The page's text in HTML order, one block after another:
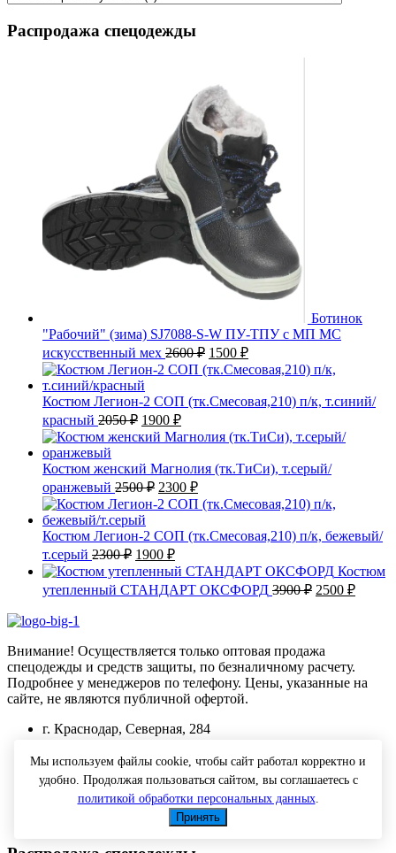
Распродажа спецодежды
Ботинок
"Рабочий" (зима) SJ7088-S-W ПУ-ТПУ с МП МС
искусственный мех 2600₽ Первоначальная
цена
составляла
2600 ₽.
1500 ₽Текущая
цена:
Костюм Легион-2 СОП (тк.Смесовая,210) п/к, т.синий/
красный 2050₽ Первоначальная
цена
составляла
2050 ₽.
1900 ₽Текущая
цена:
Костюм женский Магнолия (тк.ТиСи), т.серый/
оранжевый 2500₽ Первоначальная
цена
составляла
2500 ₽.
2300 ₽Текущая
цена:
Костюм Легион-2 СОП (тк.Смесовая,210) п/к, бежевый/
т.серый 2300₽ Первоначальная
цена
составляла
2300 ₽.
1900 ₽Текущая
цена:
1900 ₽.
Костюм
утепленный СТАНДАРТ ОКСФОРД 3900₽ 2500 ₽
Внимание! Осуществляется только оптовая продажа
спецодежды и средств защиты, по безналичному расчету.
Подробнее у менеджеров по телефону. Цены, указанные на
сайте, не являются публичной офертой.
г. Краснодар, Северная, 284
+7 (918) 660-25-08
tk@spets-yug.ru
Понедельник-Пятница с 10-00 до 17-00
Мы используем файлы cookie, чтобы сайт работал корректно и
удобно. Продолжая пользоваться сайтом, вы соглашаетесь с
политикой обработки персональных данных.
Принять